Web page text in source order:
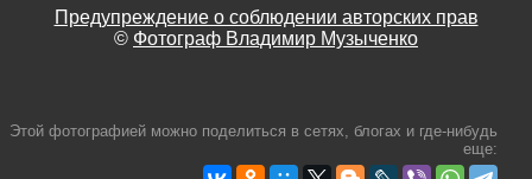
Предупреждение о соблюдении авторских прав
© Фотограф Владимир Музыченко
Этой фотографией можно поделиться в сетях, блогах и где-нибудь
еще: